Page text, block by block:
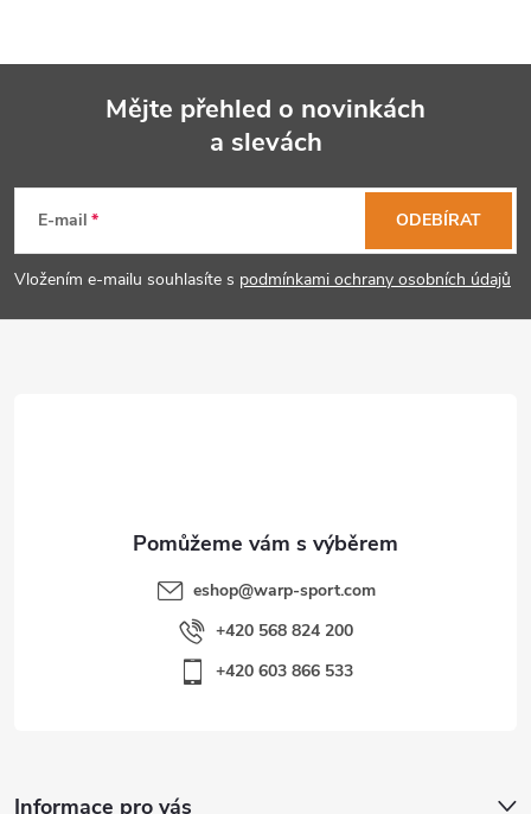
p
Mějte přehled o novinkách
a slevách
E-mail
Vložením e-mailu souhlasíte s podmínkami ochrany osobních údajů
ODEBÍRAT
eshop@warp-sport.com
+420 568 824 200
+420 603 866 533
Informace pro vás